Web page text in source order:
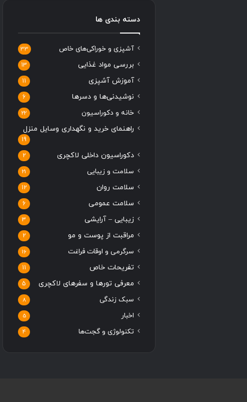
ل
دسته بندی ها
آشپزی و خوراکی‌های خاص 33
بررسی مواد غذایی 13
آموزش آشپزی 11
نوشیدنی‌ها و دسرها 6
خانه و دکوراسیون 22
راهنمای خرید و نگهداری وسایل منزل
19
دکوراسیون داخلی لاکچری 2
سلامت و زیبایی 21
سلامت روان 12
سلامت عمومی 6
زیبایی – آرایشی 3
مراقبت از پوست و مو 2
سرگرمی و اوقات فراغت 16
تفریحات خاص 11
معرفی تورها و سفرهای لاکچری 5
سبک زندگی 8
اخبار 5
تکنولوژی و گجت‌ها 4